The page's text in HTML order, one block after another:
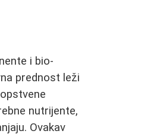
i bio-
prednost leži
nutrijente,
Ovakav